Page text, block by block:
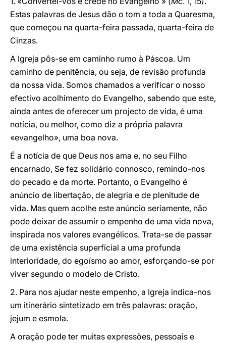
Estas palavras de Jesus dão o tom a toda a Quaresma,
que começou na quarta-feira passada, quarta-feira de
Cinzas.
A Igreja pôs-se em caminho rumo à Páscoa. Um
caminho de penitência, ou seja, de revisão profunda
da nossa vida. Somos chamados a verificar o nosso
efectivo acolhimento do Evangelho, sabendo que este,
ainda antes de oferecer um projecto de vida, é uma
notícia, ou melhor, como diz a própria palavra
«evangelho», uma boa nova.
É a notícia de que Deus nos ama e, no seu Filho
encarnado, Se fez solidário connosco, remindo-nos
do pecado e da morte. Portanto, o Evangelho é
anúncio de libertação, de alegria e de plenitude de
vida. Mas quem acolhe este anúncio seriamente, não
pode deixar de assumir o empenho de uma vida nova,
inspirada nos valores evangélicos. Trata-se de passar
de uma existência superficial a uma profunda
interioridade, do egoísmo ao amor, esforçando-se por
viver segundo o modelo de Cristo.
2. Para nos ajudar neste empenho, a Igreja indica-nos
um itinerário sintetizado em três palavras: oração,
jejum e esmola.
A oração pode ter muitas expressões, pessoais e